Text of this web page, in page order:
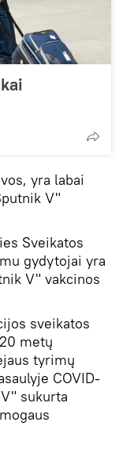
yra labai
V"
Sveikatos
gydytojai yra
V" vakcinos
sveikatos
metų
tyrimų
COVID-
sukurta